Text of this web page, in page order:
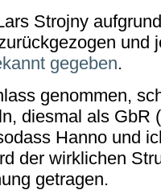
Strojny
und
gegeben.
genommen,
diesmal als GbR
Hanno und
der wirklichen
getragen.